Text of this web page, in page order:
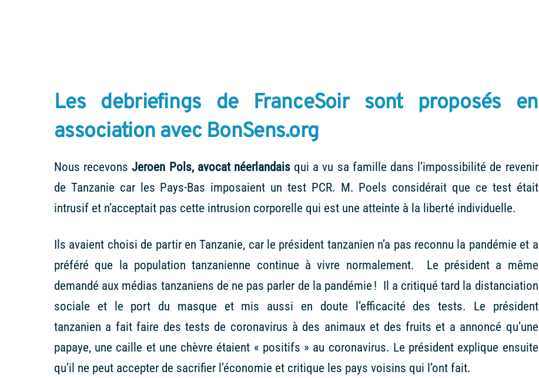
Les debriefings de FranceSoir sont proposés en
association avec BonSens.org
Nous recevonsJeroen Pols, avocat néerlandaisqui a vu sa famille dans l’impossibilité de revenir
de Tanzanie car les Pays-Bas imposaient un test PCR. M. Poels considérait que ce test était
intrusif et n’acceptait pas cette intrusion corporelle qui est une atteinte à la liberté individuelle.
Ils avaient choisi de partir en Tanzanie, car le président tanzanien n’a pas reconnu la pandémie et a
préféré que la population tanzanienne continue à vivre normalement. Le président a même
demandé aux médias tanzaniens de ne pas parler de la pandémie ! Il a critiqué tard la distanciation
sociale et le port du masque et mis aussi en doute l’efficacité des tests. Le président
tanzanien a fait faire des tests de coronavirus à des animaux et des fruits et a annoncé qu’une
papaye, une caille et une chèvre étaient « positifs » au coronavirus. Le président explique ensuite
qu’il ne peut accepter de sacrifier l’économie et critique les pays voisins qui l’ont fait.